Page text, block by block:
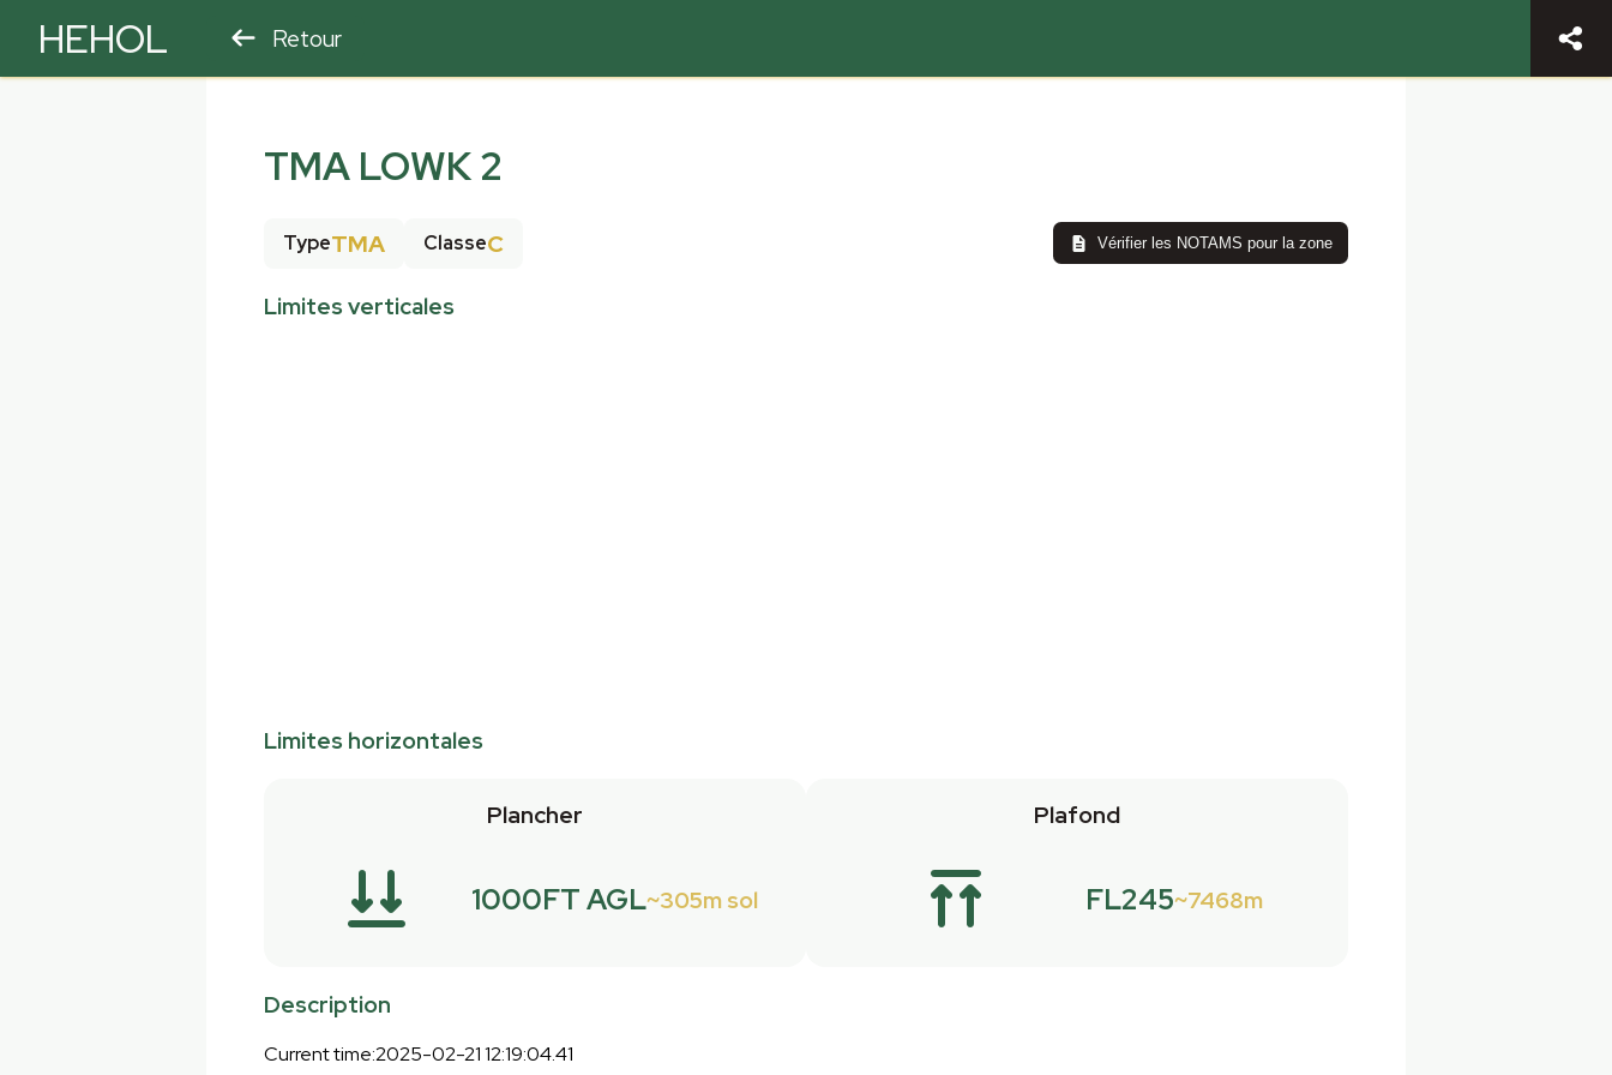
HEHOL Retour
TMA LOWK 2
TypeTMA ClasseC Vérifier les NOTAMS pour la zone
Limites verticales
Limites horizontales
Plancher
1000FT AGL 305m sol
Plafond
FL245 7468m
Description
Current time:2025-02-21 12:19:04.41